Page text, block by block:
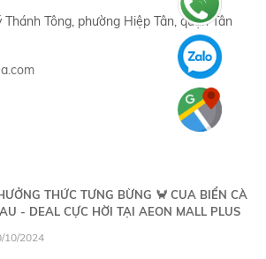
Thánh Tông, phường Hiệp Tân, quận Tân
THỨC TƯNG BỪNG 🦀 CUA BIỂN CÀ
- DEAL CỰC HỜI TẠI AEON MALL PLUS
10/2024